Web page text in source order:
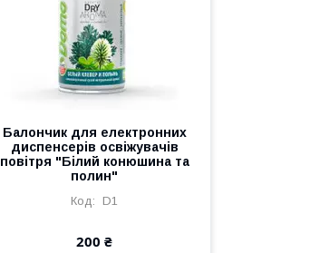
Балончик для електронних
диспенсерів освіжувачів
повітря "Білий конюшина та
полин"
D1
200 ₴